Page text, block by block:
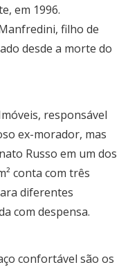
em 1996.
filho de
desde a morte do
responsável
ex-morador, mas
Russo em um dos
conta com três
diferentes
com despensa.
confortável são os